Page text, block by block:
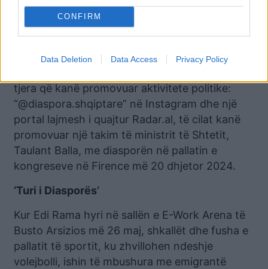
CONFIRM
Data Deletion Data Access Privacy Policy
Ngjashëm me ‘Cambria Marketing’, drejtuesja e
tjera që kanë promovuar aktivitete politike:
“@diaspora.shqiptare” në Instagram dhe një
portal lajmesh i quajtur Radar.al, të cilat kanë
promovuar një takim të ministrit të Shtetit,
Taulant Balla, me diasporën në pallatin e
kongreseve në Firence më 20 dhjetor 2024.
‘Turi i Diasporës’
Kur Edi Rama hyri në sallën e E-Work Arena të
Busto Arsizios më 26 maj, shkallët dhe fusha e
pallatit të sportit, ku zhvillohen ndeshje
volejbolli, ishin të mbushura me emigrantë